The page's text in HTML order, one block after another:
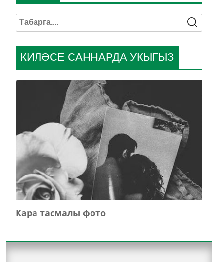
КИЛӘСЕ САННАРДА УКЫГЫЗ
Кара тасмалы фото